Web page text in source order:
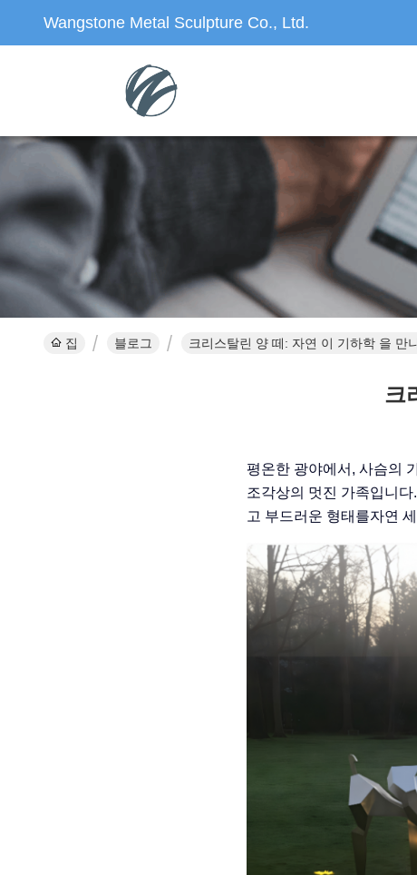
Wangstone Metal Sculpture Co., Ltd.
집 블로그 크리스탈린 양 떼: 자연 이 기하학 을 만
크
평온한 광야에서, 사슴의
조각상의 멋진 가족입니
고 부드러운 형태를자연